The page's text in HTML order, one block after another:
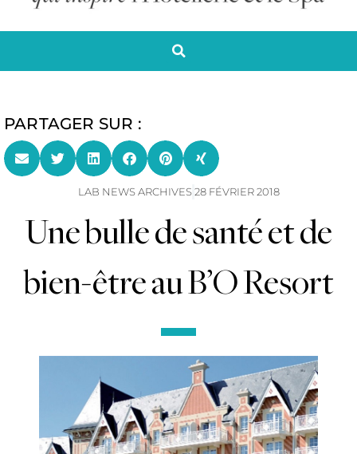
PARTAGER SUR :
LAB NEWS ARCHIVES 28 FÉVRIER 2018
Une bulle de santé et de
bien-être au B’O Resort